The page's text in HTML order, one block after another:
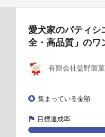
愛犬家のパティシ
全・高品質」のワ
有限会社益野製菓
集まっている金額
目標達成率